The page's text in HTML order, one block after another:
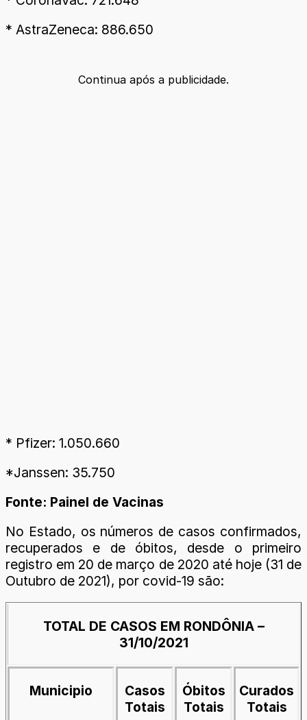
* AstraZeneca: 886.650
Continua após a publicidade.
* Pfizer: 1.050.660
*Janssen: 35.750
Fonte: Painel de Vacinas
No Estado, os números de casos confirmados,
recuperados e de óbitos, desde o primeiro
registro em 20 de março de 2020 até hoje (31 de
Outubro de 2021), por covid-19 são:
TOTAL DE CASOS EM RONDÔNIA –
31/10/2021
Municipio
Casos
Totais
Óbitos
Totais
Curados
Totais